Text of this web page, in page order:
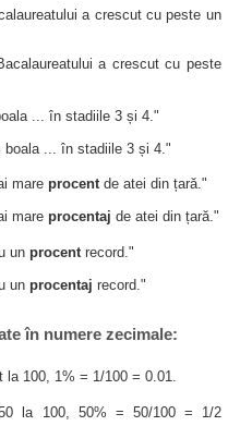
a crescut cu peste un
a crescut cu peste
... în stadiile 3 și 4."
boala ... în stadiile 3 și 4."
mareprocentde atei din țară."
mareprocentaj de atei din țară."
unprocentrecord."
unprocentaj record."
în numere zecimale:
100, 1% = 1/100 = 0.01.
la 100, 50% = 50/100 = 1/2